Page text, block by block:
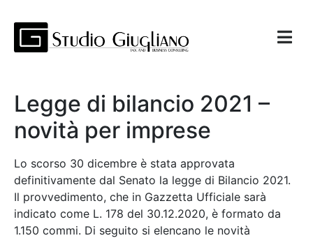
Legge di bilancio 2021 –
novità per imprese
Lo scorso 30 dicembre è stata approvata
definitivamente dal Senato la legge di Bilancio 2021.
Il provvedimento, che in Gazzetta Ufficiale sarà
indicato come L. 178 del 30.12.2020, è formato da
1.150 commi. Di seguito si elencano le novità